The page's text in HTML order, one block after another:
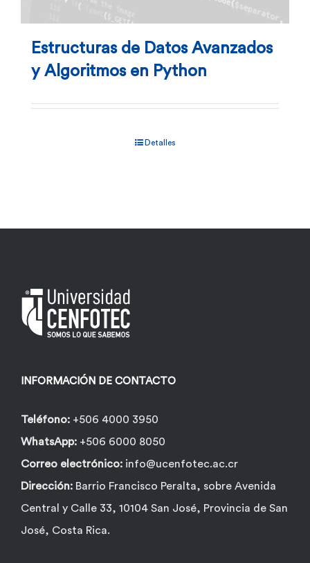
Estructuras de Datos Avanzados
y Algoritmos en Python
Detalles
INFORMACIÓN DE CONTACTO
Teléfono: +506 4000 3950
WhatsApp: +506 6000 8050
Correo electrónico: info@ucenfotec.ac.cr
Dirección: Barrio Francisco Peralta, sobre Avenida
Central y Calle 33, 10104 San José, Provincia de San
José, Costa Rica.